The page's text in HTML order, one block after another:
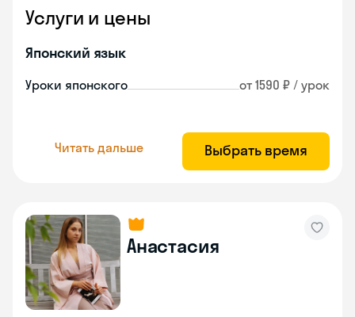
Услуги и цены
Японский язык
Уроки японского от 1590 ₽ / урок
Читать дальше Выбрать время
Анастасия